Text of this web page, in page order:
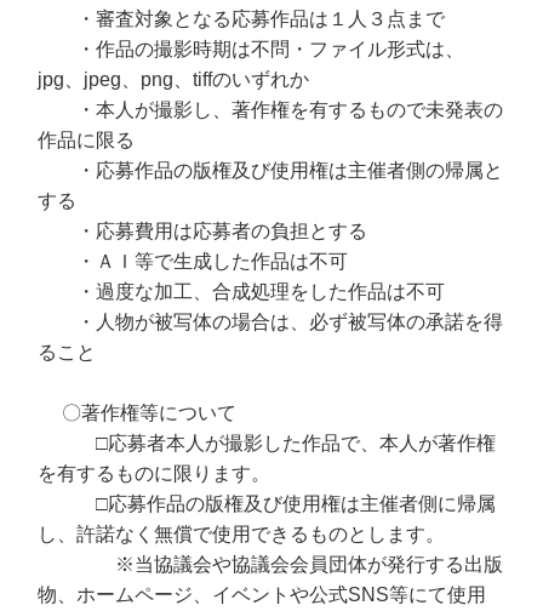
・審査対象となる応募作品は１人３点まで
・作品の撮影時期は不問・ファイル形式は、
jpg、jpeg、png、tiffのいずれか
・本人が撮影し、著作権を有するもので未発表の
作品に限る
・応募作品の版権及び使用権は主催者側の帰属と
する
・応募費用は応募者の負担とする
・ＡＩ等で生成した作品は不可
・過度な加工、合成処理をした作品は不可
・人物が被写体の場合は、必ず被写体の承諾を得
ること
〇著作権等について
□応募者本人が撮影した作品で、本人が著作権
を有するものに限ります。
□応募作品の版権及び使用権は主催者側に帰属
し、許諾なく無償で使用できるものとします。
※当協議会や協議会会員団体が発行する出版
物、ホームページ、イベントや公式SNS等にて使用